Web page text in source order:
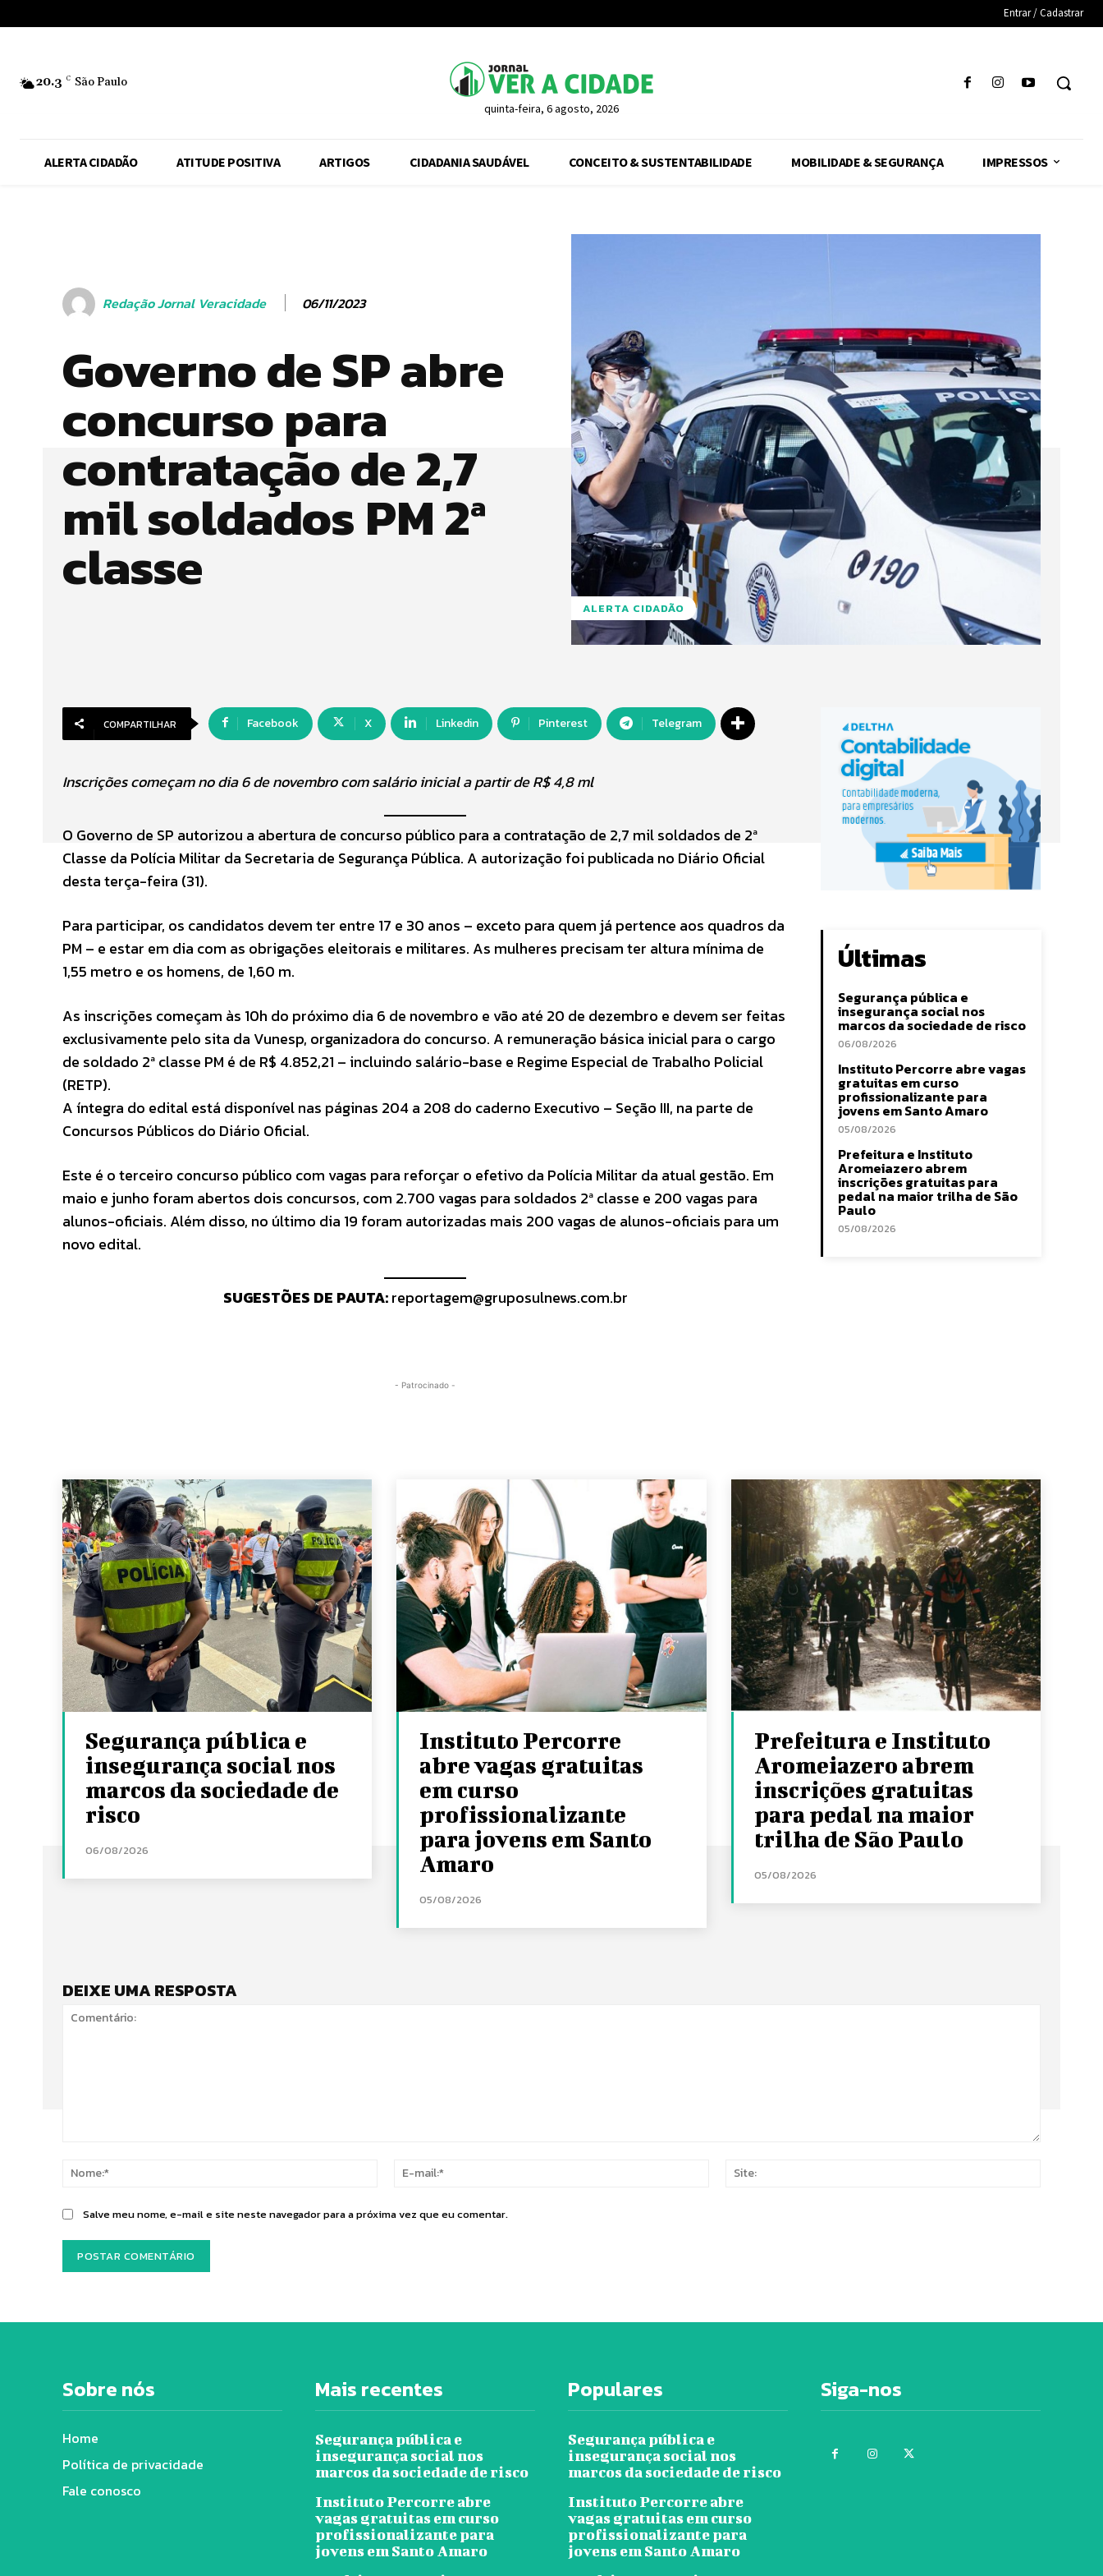
Entrar / Cadastrar
20.3 C São Paulo
quinta-feira, 6 agosto, 2026
ALERTA CIDADÃO ATITUDE POSITIVA ARTIGOS CIDADANIA SAUDÁVEL CONCEITO & SUSTENTABILIDADE MOBILIDADE & SEGURANÇA IMPRESSOS
Redação Jornal Veracidade 06/11/2023
Governo de SP abre
concurso para
contratação de 2,7
mil soldados PM 2ª
classe
ALERTA CIDADÃO
COMPARTILHAR Facebook X Linkedin Pinterest Telegram
Inscrições começam no dia 6 de novembro com salário inicial a partir de R$ 4,8 ml
O Governo de SP autorizou a abertura de concurso público para a contratação de 2,7 mil soldados de 2ª
Classe da Polícia Militar da Secretaria de Segurança Pública. A autorização foi publicada no Diário Oficial
desta terça-feira (31).
Para participar, os candidatos devem ter entre 17 e 30 anos – exceto para quem já pertence aos quadros da
PM – e estar em dia com as obrigações eleitorais e militares. As mulheres precisam ter altura mínima de
1,55 metro e os homens, de 1,60 m.
As inscrições começam às 10h do próximo dia 6 de novembro e vão até 20 de dezembro e devem ser feitas
exclusivamente pelo sita da Vunesp, organizadora do concurso. A remuneração básica inicial para o cargo
de soldado 2ª classe PM é de R$ 4.852,21 – incluindo salário-base e Regime Especial de Trabalho Policial
(RETP).
A íntegra do edital está disponível nas páginas 204 a 208 do caderno Executivo – Seção III, na parte de
Concursos Públicos do Diário Oficial.
Este é o terceiro concurso público com vagas para reforçar o efetivo da Polícia Militar da atual gestão. Em
maio e junho foram abertos dois concursos, com 2.700 vagas para soldados 2ª classe e 200 vagas para
alunos-oficiais. Além disso, no último dia 19 foram autorizadas mais 200 vagas de alunos-oficiais para um
novo edital.
SUGESTÕES DE PAUTA:reportagem@gruposulnews.com.br
- Patrocinado -
Últimas
Segurança pública e
insegurança social nos
marcos da sociedade de risco
06/08/2026
Instituto Percorre abre vagas
gratuitas em curso
profissionalizante para
jovens em Santo Amaro
05/08/2026
Prefeitura e Instituto
Aromeiazero abrem
inscrições gratuitas para
pedal na maior trilha de São
Paulo
05/08/2026
Segurança pública e
insegurança social nos
marcos da sociedade de
risco
06/08/2026
Instituto Percorre
abre vagas gratuitas
em curso
profissionalizante
para jovens em Santo
Amaro
05/08/2026
Prefeitura e Instituto
Aromeiazero abrem
inscrições gratuitas
para pedal na maior
trilha de São Paulo
05/08/2026
DEIXE UMA RESPOSTA
Nome:*
Salve meu nome, e-mail e site neste navegador para a próxima vez que eu comentar.
Sobre nós
Home
Política de privacidade
Fale conosco
Mais recentes
Segurança pública e
insegurança social nos
marcos da sociedade de risco
Instituto Percorre abre
vagas gratuitas em curso
profissionalizante para
jovens em Santo Amaro
Populares
Segurança pública e
insegurança social nos
marcos da sociedade de risco
Instituto Percorre abre
vagas gratuitas em curso
profissionalizante para
jovens em Santo Amaro
Siga-nos